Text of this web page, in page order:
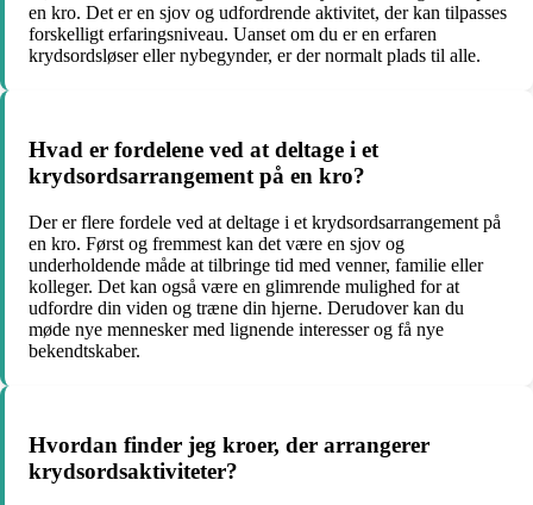
en kro. Det er en sjov og udfordrende aktivitet, der kan tilpasses
forskelligt erfaringsniveau. Uanset om du er en erfaren
krydsordsløser eller nybegynder, er der normalt plads til alle.
Hvad er fordelene ved at deltage i et
krydsordsarrangement på en kro?
Der er flere fordele ved at deltage i et krydsordsarrangement på
en kro. Først og fremmest kan det være en sjov og
underholdende måde at tilbringe tid med venner, familie eller
kolleger. Det kan også være en glimrende mulighed for at
udfordre din viden og træne din hjerne. Derudover kan du
møde nye mennesker med lignende interesser og få nye
bekendtskaber.
Hvordan finder jeg kroer, der arrangerer
krydsordsaktiviteter?